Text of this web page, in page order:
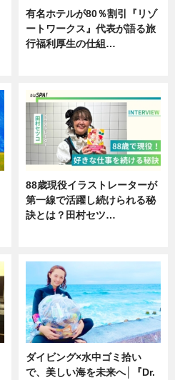
有名ホテルが80％割引『リゾ
ートワークス』代表が語る旅
行福利厚生の仕組…
88歳現役イラストレーターが
第一線で活躍し続けられる秘
訣とは？田村セツ…
ダイビング×水中ゴミ拾い
で、美しい海を未来へ│『Dr.